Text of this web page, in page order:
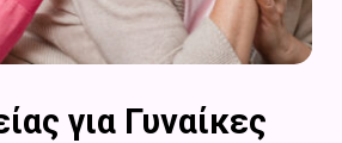
για Γυναίκες